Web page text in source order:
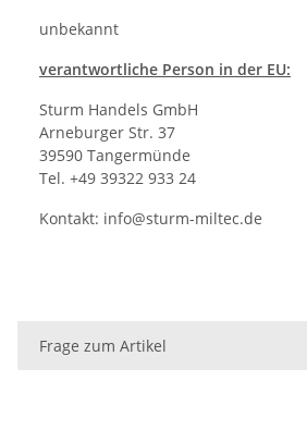
unbekannt
verantwortliche Person in der EU:
Sturm Handels GmbH
Arneburger Str. 37
39590 Tangermünde
Tel. +49 39322 933 24
Kontakt: info@sturm-miltec.de
Frage zum Artikel